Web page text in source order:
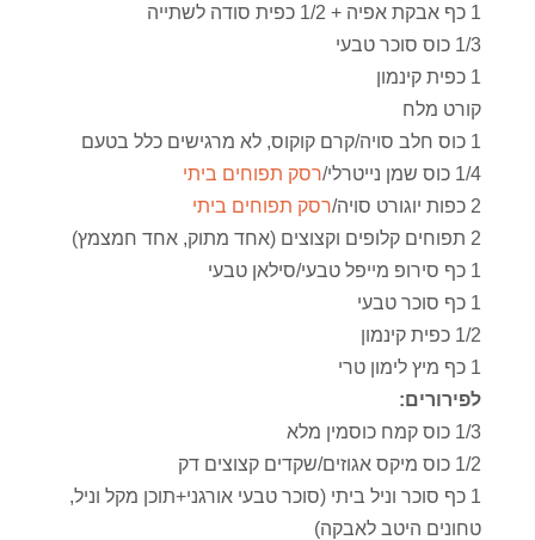
1 כף אבקת אפיה + 1/2 כפית סודה לשתייה
1/3 כוס סוכר טבעי
1 כפית קינמון
קורט מלח
1 כוס חלב סויה/קרם קוקוס, לא מרגישים כלל בטעם
1/4 כוס שמן נייטרלי/
רסק תפוחים ביתי
2 כפות יוגורט סויה/
רסק תפוחים ביתי
2 תפוחים קלופים וקצוצים (אחד מתוק, אחד חמצמץ)
1 כף סירופ מייפל טבעי/סילאן טבעי
1 כף סוכר טבעי
1/2 כפית קינמון
1 כף מיץ לימון טרי
לפירורים:
1/3 כוס קמח כוסמין מלא
1/2 כוס מיקס אגוזים/שקדים קצוצים דק
1 כף סוכר וניל ביתי (סוכר טבעי אורגני+תוכן מקל וניל,
טחונים היטב לאבקה)